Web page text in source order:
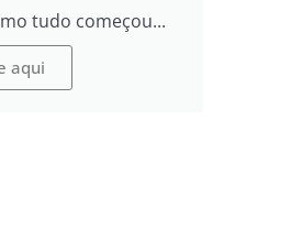
tudo começou...
aqui